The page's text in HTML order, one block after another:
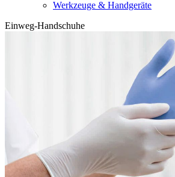
Werkzeuge & Handgeräte
Einweg-Handschuhe